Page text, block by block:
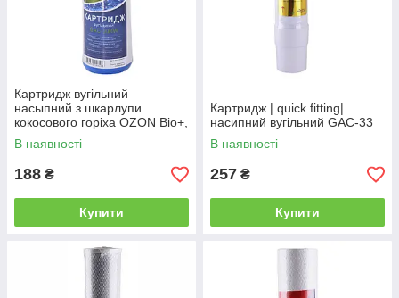
Картридж вугільний
насыпний з шкарлупи
кокосового горіха OZON Bio+,
GAC-10RW у пл.корпусі
В наявності
188 ₴
Купити
Картридж | quick fitting|
насипний вугільний GAC-33
В наявності
257 ₴
Купити